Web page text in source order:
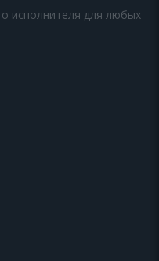
исполнителя для любых